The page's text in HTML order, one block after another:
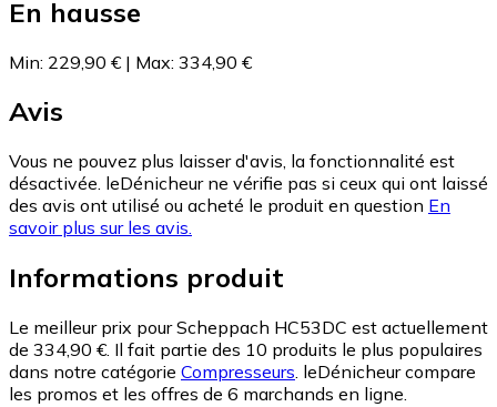
En hausse
Min: 229,90 € | Max: 334,90 €
Avis
Vous ne pouvez plus laisser d'avis, la fonctionnalité est
désactivée. leDénicheur ne vérifie pas si ceux qui ont laissé
des avis ont utilisé ou acheté le produit en question En
savoir plus sur les avis.
Informations produit
Le meilleur prix pour Scheppach HC53DC est actuellement
de 334,90 €. Il fait partie des 10 produits le plus populaires
dans notre catégorie Compresseurs. leDénicheur compare
les promos et les offres de 6 marchands en ligne.